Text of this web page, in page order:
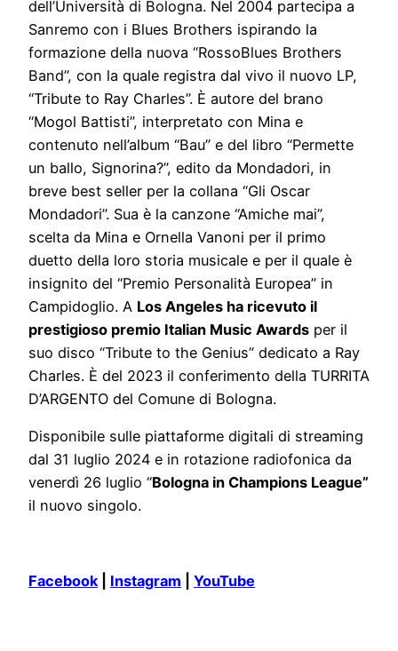
dell’Università di Bologna. Nel 2004 partecipa a
Sanremo con i Blues Brothers ispirando la
formazione della nuova “RossoBlues Brothers
Band”, con la quale registra dal vivo il nuovo LP,
“Tribute to Ray Charles”. È autore del brano
“Mogol Battisti”, interpretato con Mina e
contenuto nell’album “Bau” e del libro “Permette
un ballo, Signorina?”, edito da Mondadori, in
breve best seller per la collana “Gli Oscar
Mondadori”. Sua è la canzone “Amiche mai”,
scelta da Mina e Ornella Vanoni per il primo
duetto della loro storia musicale e per il quale è
insignito del “Premio Personalità Europea” in
Campidoglio. A Los Angeles ha ricevuto il
prestigioso premio Italian Music Awards per il
suo disco “Tribute to the Genius” dedicato a Ray
Charles. È del 2023 il conferimento della TURRITA
D’ARGENTO del Comune di Bologna.
Disponibile sulle piattaforme digitali di streaming
dal 31 luglio 2024 e in rotazione radiofonica da
venerdì 26 luglio “Bologna in Champions League”
il nuovo singolo.
Facebook Instagram YouTube